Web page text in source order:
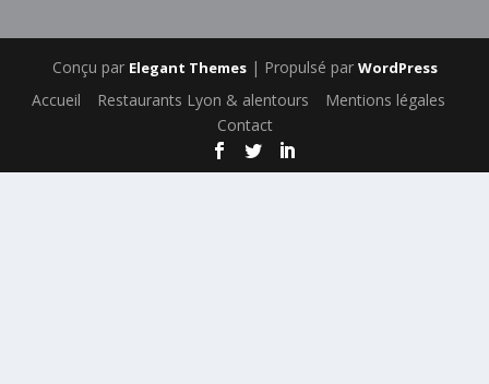
Conçu par Elegant Themes| Propulsé par WordPress
Accueil Restaurants Lyon & alentours
Mentions légales
Contact